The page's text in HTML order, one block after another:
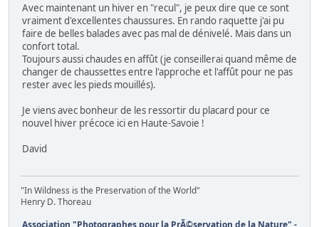
Avec maintenant un hiver en "recul", je peux dire que ce sont
vraiment d'excellentes chaussures. En rando raquette j'ai pu
faire de belles balades avec pas mal de dénivelé. Mais dans un
confort total.
Toujours aussi chaudes en affût (je conseillerai quand même de
changer de chaussettes entre l'approche et l'affût pour ne pas
rester avec les pieds mouillés).
Je viens avec bonheur de les ressortir du placard pour ce
nouvel hiver précoce ici en Haute-Savoie !
David
"In Wildness is the Preservation of the World"
Henry D. Thoreau
Association "Photographes pour la PrÃ©servation de la Nature" -